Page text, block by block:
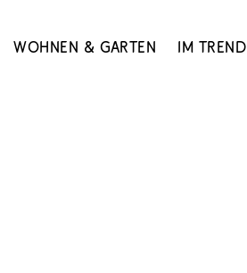
Wohnen & Garten Im Trend